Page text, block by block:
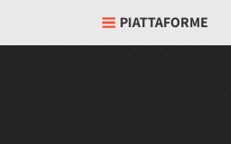
PIATTAFORME